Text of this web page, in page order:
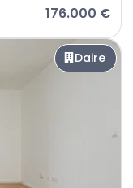
176.000 €
Daire